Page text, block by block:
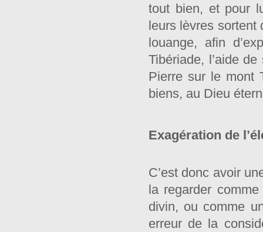
tout bien, et pour
leurs lèvres
louange, afin
Tibériade, l’aide
Pierre sur le mont
biens, au Dieu
Exagération de
C’est donc avoir
la regarder
divin, ou comme
erreur de la